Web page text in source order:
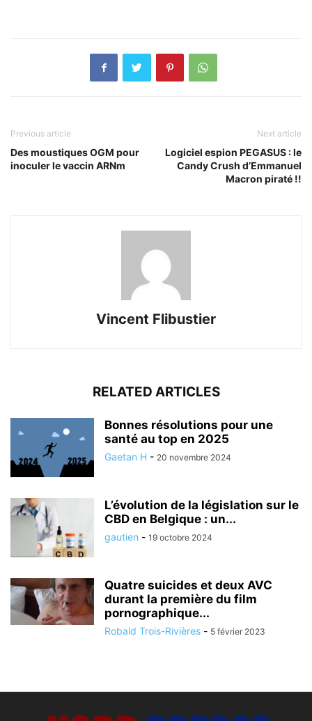
Previous article
Des moustiques OGM pour
inoculer le vaccin ARNm
Next article
Logiciel espion PEGASUS : le
Candy Crush d’Emmanuel
Macron piraté !!
Vincent Flibustier
RELATED ARTICLES
Bonnes résolutions pour une
santé au top en 2025
Gaetan H - 20 novembre 2024
L’évolution de la législation sur le
CBD en Belgique : un...
gautien - 19 octobre 2024
Quatre suicides et deux AVC
durant la première du film
pornographique...
Robald Trois-Rivières - 5 février 2023